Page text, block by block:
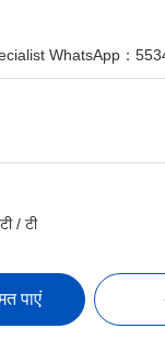
WhatsApp：
/ टी
पाएं